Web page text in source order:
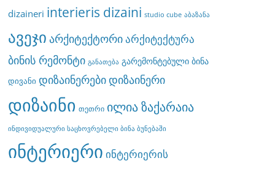
dizaineri interieris dizaini studio cube აბაზანა
ავეჯი არქიტექტორიარქიტექტურა
ბინის რემონტი განათება გარემონტებული ბინა
დივანი დიზაინერებიდიზაინერი
დიზაინი თეთრი ილია ზაქარაია
ინდივიდუალური საცხოვრებელი ბინა ბუნებაში
ინტერიერი ინტერიერის